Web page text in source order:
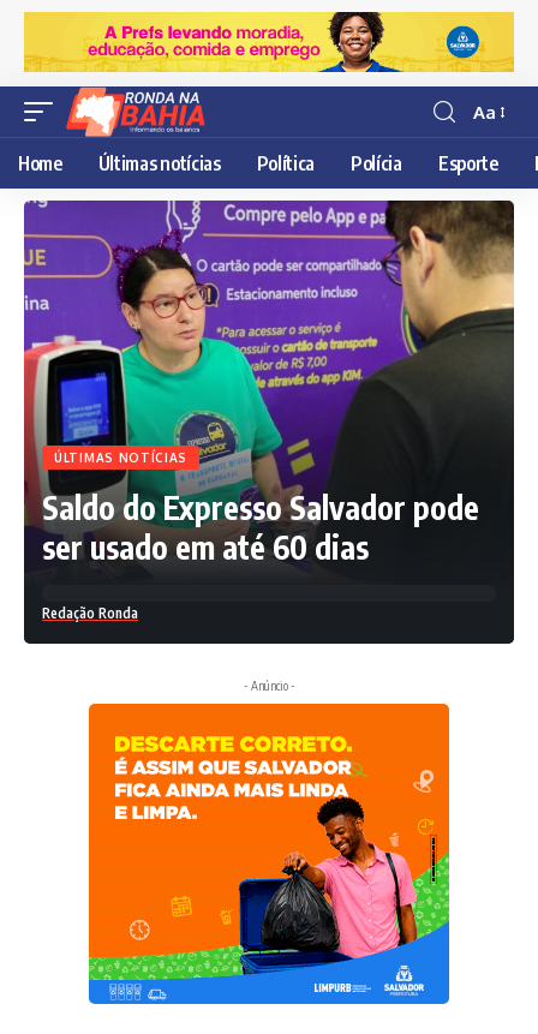
Resisor
de
fonte
Aa
Home Últimas notícias Política Polícia Esporte
ÚLTIMAS NOTÍCIAS
Saldo do Expresso Salvador pode
ser usado em até 60 dias
Redação Ronda
- Anúncio -